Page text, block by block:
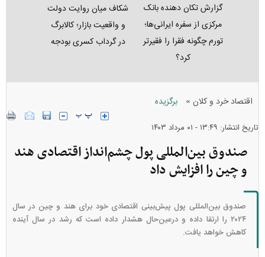
گزارش تکان‌ دهنده بانک
مرکزی از سفره ایرانی‌ها؛
تورم چگونه فقرا را فقیرتر
کرد؟
شکاف میان روایت دولت
و واقعیت بازار؛ کالابرگ
در گرداب کسری بودجه
اقتصاد خرد و کلان » برگزیده
تاریخ انتشار: ۱۳:۴۹ - ۰۱ مرداد ۱۴۰۳
صندوق بین‌المللی پول چشم‌انداز اقتصادی هند
و چین را افزایش داد
صندوق بین‌المللی پول پیش‌بینی اقتصادی خود برای هند و چین در سال
۲۰۲۴ را ارتقا داده و درعین‌حال هشدار داده است که رشد در سال آینده
کاهش خواهد یافت.